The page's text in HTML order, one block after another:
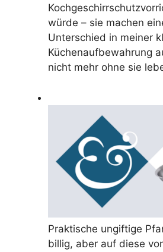
würde – sie machen
Unterschied in meiner
Küchenaufbewahrung
nicht mehr ohne sie
Praktische ungiftige
billig, aber auf diese